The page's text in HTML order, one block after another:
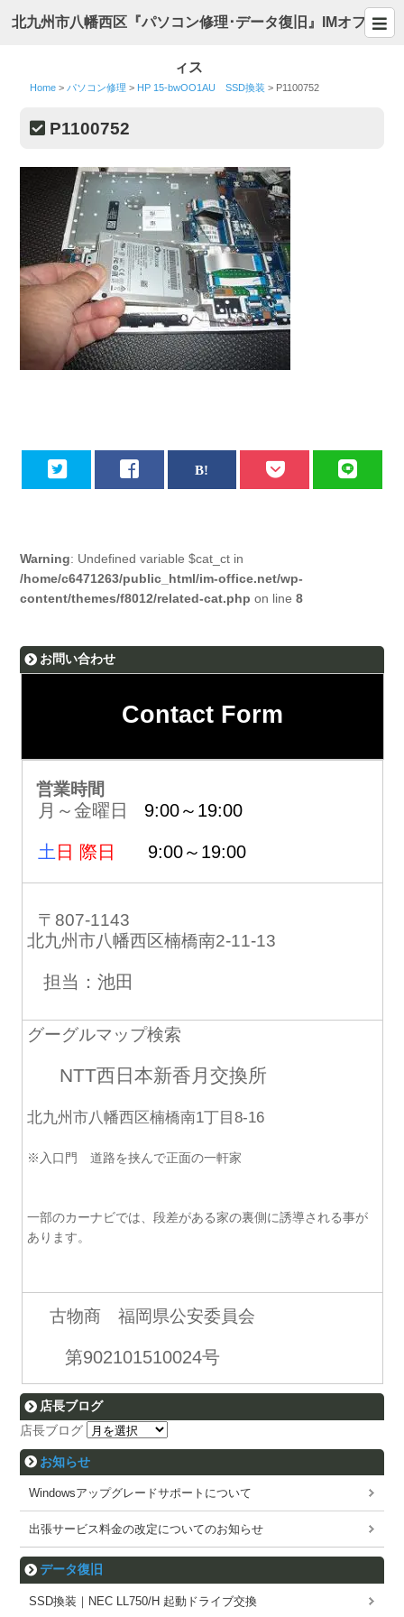
北九州市八幡西区『パソコン修理･データ復旧』IMオフ
ィス
Home > パソコン修理 > HP 15-bwOO1AU SSD換装 > P1100752
P1100752
Warning: Undefined variable $cat_ct in
/home/c6471263/public_html/im-office.net/wp-
content/themes/f8012/related-cat.php on line8
お問い合わせ
Contact Form
営業時間
月～金曜日 9:00～19:00
土 日 際日 9:00～19:00
〒807-1143
北九州市八幡西区楠橋南2-11-13
担当：池田
グーグルマップ検索
NTT西日本新香月交換所
北九州市八幡西区楠橋南1丁目8-16
※入口門 道路を挟んで正面の一軒家
一部のカーナビでは、段差がある家の裏側に誘導される事が
あります。
古物商 福岡県公安委員会
第902101510024号
店長ブログ
店長ブログ
お知らせ
Windowsアップグレードサポートについて
出張サービス料金の改定についてのお知らせ
データ復旧
SSD換装｜NEC LL750/H 起動ドライブ交換